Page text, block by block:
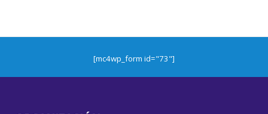
[mc4wp_form id="73"]